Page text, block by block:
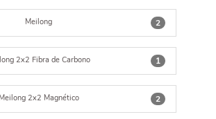
2
Meilong
1
2x2 Fibra de Carbono
2
Meilong 2x2 Magnético